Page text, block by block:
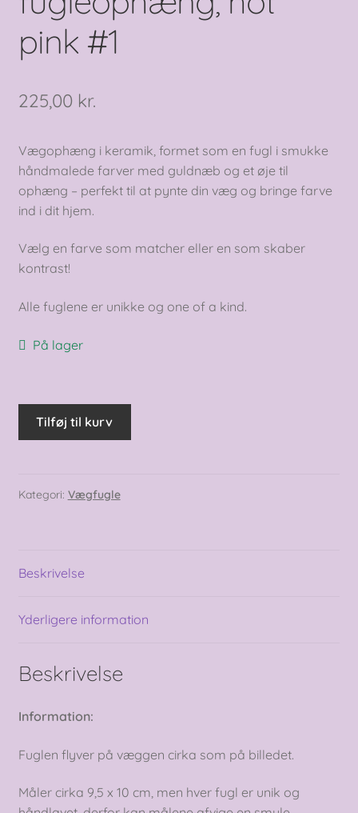
pink #1
225,00 kr.
Vægophæng i keramik, formet som en fugl i smukke
håndmalede farver med guldnæb og et øje til
ophæng – perfekt til at pynte din væg og bringe farve
ind i dit hjem.
Vælg en farve som matcher eller en som skaber
kontrast!
Alle fuglene er unikke og one of a kind.
På lager
Håndmalet
fugleophæng,
#1
Tilføj til kurv
Kategori: Vægfugle
Beskrivelse
Yderligere information
Beskrivelse
Information:
Fuglen flyver på væggen cirka som på billedet.
Måler cirka 9,5 x 10 cm, men hver fugl er unik og